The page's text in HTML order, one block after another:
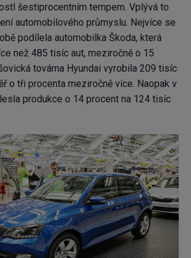
šestiprocentním tempem. Vplývá to
automobilového průmyslu. Nejvíce se
podílela automobilka Škoda, která
než 485 tisíc aut, meziročně o 15
továrna Hyundai vyrobila 209 tisíc
o tři procenta meziročně více. Naopak v
produkce o 14 procent na 124 tisíc